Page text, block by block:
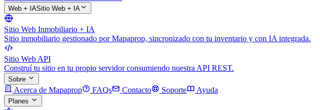
Web + IASitio Web + IA
Sitio Web Inmobiliario + IA
Sitio inmobiliario gestionado por Mapaprop, sincronizado con tu inventario y con IA integrada.
Sitio Web API
Construí tu sitio en tu propio servidor consumiendo nuestra API REST.
Sobre
Acerca de Mapaprop FAQs Contacto Soporte Ayuda
Planes